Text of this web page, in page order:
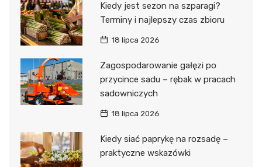
Kiedy jest sezon na szparagi?
Terminy i najlepszy czas zbioru
18 lipca 2026
Zagospodarowanie gałęzi po
przycince sadu – rębak w pracach
sadowniczych
18 lipca 2026
Kiedy siać paprykę na rozsadę –
praktyczne wskazówki